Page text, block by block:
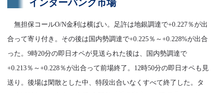
インターバンク市場
無担保コールO/N金利は横ばい。足許は地銀調達で+0.227％が出
合って寄り付き。その後は国内勢調達で+0.225％～+0.228%が出合
った。9時20分の即日オペが見送られた後は、国内勢調達で
+0.213％～+0.228％が出合って前場終了。12時50分の即日オペも見
送り。後場は閑散とした中、特段出合いなくすべて終了した。タ